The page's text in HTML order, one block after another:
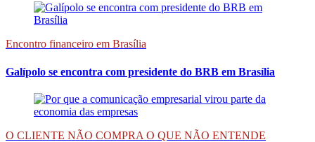
Encontro financeiro em Brasília
Galípolo se encontra com presidente do BRB em Brasília
O CLIENTE NÃO COMPRA O QUE NÃO ENTENDE